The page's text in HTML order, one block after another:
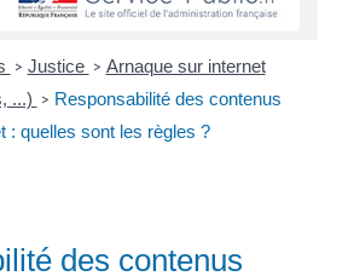
> Justice > Arnaque sur internet
...) > Responsabilité des contenus
: quelles sont les règles ?
des contenus